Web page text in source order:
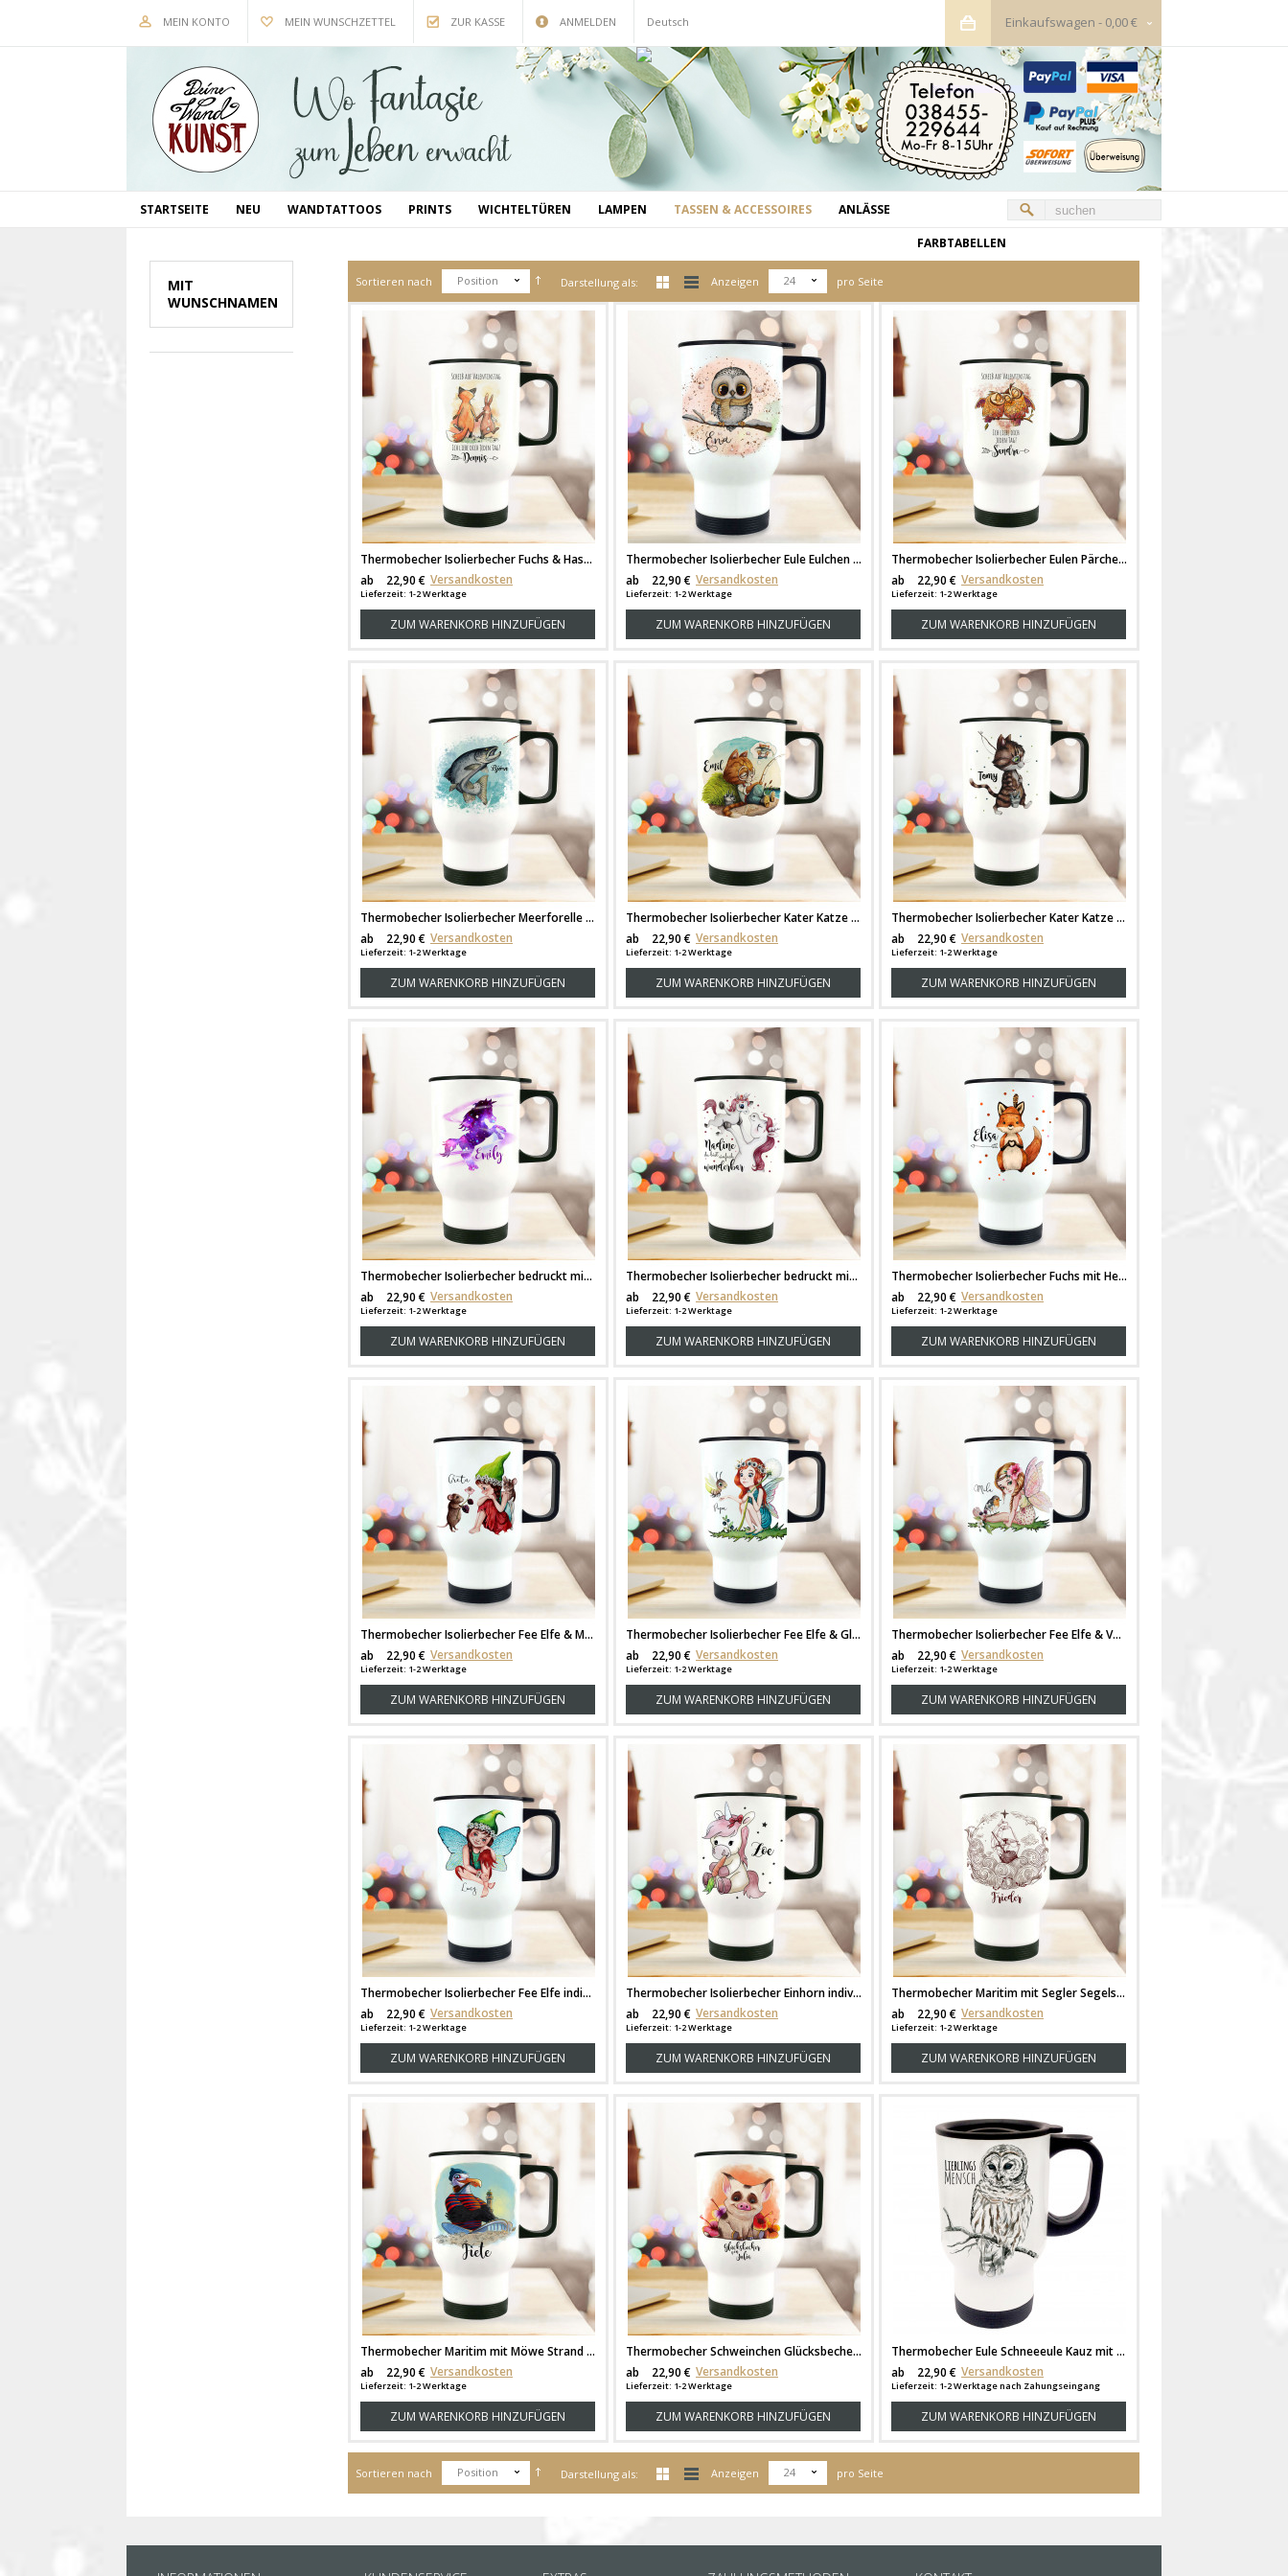
MEIN KONTO MEIN WUNSCHZETTEL ZUR KASSE ANMELDEN Deutsch Einkaufswagen - 0,00 €
STARTSEITE NEU WANDTATTOOS PRINTS WICHTELTÜREN LAMPEN TASSEN & ACCESSOIRES ANLÄSSE
FARBTABELLEN
Sortieren nach Position Darstellung als: Anzeigen 24 pro Seite
Thermobecher Isolierbecher Fuchs & Hase Pärchen Spruch Scheiß auf Valentinstag Kaffeebecher Geschenk Wunschname tb224
ab
22,90 € Versandkosten
Lieferzeit: 1-2 Werktage
ZUM WARENKORB HINZUFÜGEN
Thermobecher Isolierbecher Eule Eulchen auf Ast rosa Hintergrund & Wunschname Name Kaffeebecher Geschenk tb292
ab
22,90 € Versandkosten
Lieferzeit: 1-2 Werktage
ZUM WARENKORB HINZUFÜGEN
Thermobecher Isolierbecher Eulen Pärchen Spruch Scheiß auf Valentinstag Kaffeebecher Geschenk Wunschname tb223
ab
22,90 € Versandkosten
Lieferzeit: 1-2 Werktage
ZUM WARENKORB HINZUFÜGEN
Thermobecher Isolierbecher Meerforelle Lachsforelle Fisch & Wunschname Name Kaffeebecher Geschenk tb250
ab
22,90 € Versandkosten
Lieferzeit: 1-2 Werktage
ZUM WARENKORB HINZUFÜGEN
Thermobecher Isolierbecher Kater Katze Kätzchen Angelkater Angel & Wunschname Name Kaffeebecher Geschenk tb249
ab
22,90 € Versandkosten
Lieferzeit: 1-2 Werktage
ZUM WARENKORB HINZUFÜGEN
Thermobecher Isolierbecher Kater Katze Kätzchen Angelkatze Angel & Wunschname Name Kaffeebecher Geschenk tb243
ab
22,90 € Versandkosten
Lieferzeit: 1-2 Werktage
ZUM WARENKORB HINZUFÜGEN
Thermobecher Isolierbecher bedruckt mit galaktisches Einhorn & Wunschname Name Kaffeebecher Geschenk tb198
ab
22,90 € Versandkosten
Lieferzeit: 1-2 Werktage
ZUM WARENKORB HINZUFÜGEN
Thermobecher Isolierbecher bedruckt mit Einhorn Einhornmama mit Junges & Spruch Wunschname Name du bist wunderbar Kaffeebecher Geschenk tb195
ab
22,90 € Versandkosten
Lieferzeit: 1-2 Werktage
ZUM WARENKORB HINZUFÜGEN
Thermobecher Isolierbecher Fuchs mit Herz Thermo Trinkbecher bedruckt Name Wunschname bunte Punkte tb165
ab
22,90 € Versandkosten
Lieferzeit: 1-2 Werktage
ZUM WARENKORB HINZUFÜGEN
Thermobecher Isolierbecher Fee Elfe & Maus individuell Thermo Trinkbecher bedruckt mit Name Wunschname tb144
ab
22,90 € Versandkosten
Lieferzeit: 1-2 Werktage
ZUM WARENKORB HINZUFÜGEN
Thermobecher Isolierbecher Fee Elfe & Glühwürmchen individuell Thermo Trinkbecher bedruckt mit Name Wunschname tb143
ab
22,90 € Versandkosten
Lieferzeit: 1-2 Werktage
ZUM WARENKORB HINZUFÜGEN
Thermobecher Isolierbecher Fee Elfe & Vogel individuell Thermo Trinkbecher bedruckt mit Name Wunschname tb142
ab
22,90 € Versandkosten
Lieferzeit: 1-2 Werktage
ZUM WARENKORB HINZUFÜGEN
Thermobecher Isolierbecher Fee Elfe individuell Thermo Trinkbecher bedruckt mit Name Wunschname tb141
ab
22,90 € Versandkosten
Lieferzeit: 1-2 Werktage
ZUM WARENKORB HINZUFÜGEN
Thermobecher Isolierbecher Einhorn individuell Thermo Trinkbecher bedruckt mit Name Wunschname tb106
ab
22,90 € Versandkosten
Lieferzeit: 1-2 Werktage
ZUM WARENKORB HINZUFÜGEN
Thermobecher Maritim mit Segler Segelschiff einfarbig und Wunschname tb087
ab
22,90 € Versandkosten
Lieferzeit: 1-2 Werktage
ZUM WARENKORB HINZUFÜGEN
Thermobecher Maritim mit Möwe Strand Teepott und Wunschname tb085
ab
22,90 € Versandkosten
Lieferzeit: 1-2 Werktage
ZUM WARENKORB HINZUFÜGEN
Thermobecher Schweinchen Glücksbecher mit Wunschnamen tb082b
ab
22,90 € Versandkosten
Lieferzeit: 1-2 Werktage
ZUM WARENKORB HINZUFÜGEN
Thermobecher Eule Schneeeule Kauz mit Spruch Lieblingsmensch und Wunschnamen tb023
ab
22,90 € Versandkosten
Lieferzeit: 1-2 Werktage nach Zahungseingang
ZUM WARENKORB HINZUFÜGEN
Sortieren nach Position Darstellung als: Anzeigen 24 pro Seite
MIT
WUNSCHNAMEN